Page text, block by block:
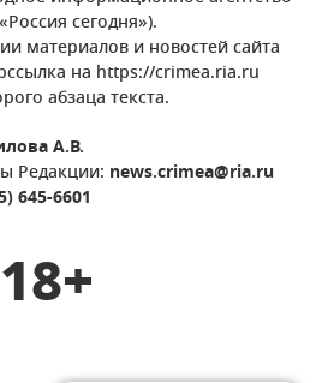
сегодня»).
материалов и новостей сайта
на https://crimea.ria.ru
абзаца текста.
А.В.
Редакции: news.crimea@ria.ru
645-6601
18+